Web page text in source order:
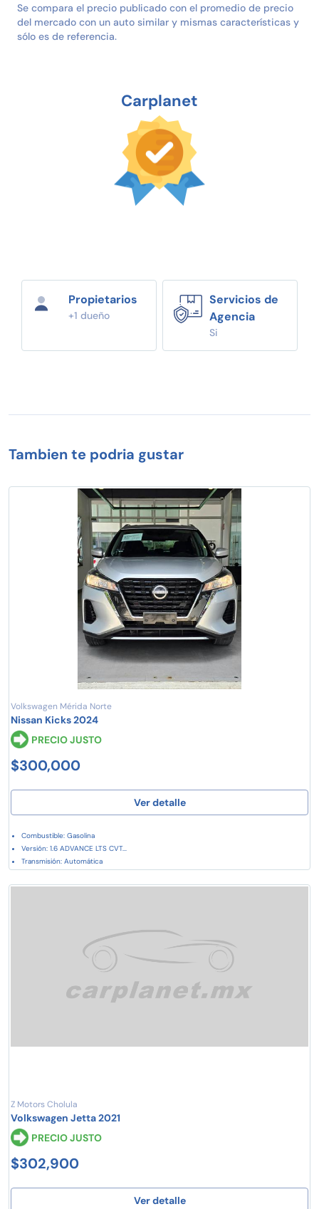
Se compara el precio publicado con el promedio de precio
del mercado con un auto similar y mismas características y
sólo es de referencia.
Carplanet
Propietarios
+1 dueño
Servicios de
Agencia
Si
Tambien te podria gustar
Volkswagen Mérida Norte
Nissan Kicks 2024
PRECIO JUSTO
$300,000
Ver detalle
Combustible: Gasolina
Versión: 1.6 ADVANCE LTS CVT...
Transmisión: Automática
Z Motors Cholula
Volkswagen Jetta 2021
PRECIO JUSTO
$302,900
Ver detalle